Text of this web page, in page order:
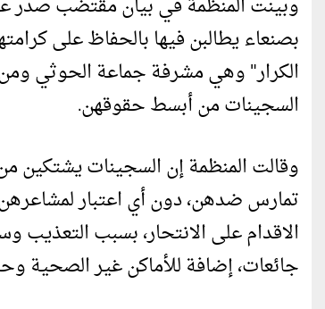
بصنعاء يطالبن فيها بالحفاظ على
الكرار" وهي مشرفة جماعة الحوثي
السجينات من أبسط حقوقهن.
وقالت المنظمة إن السجينات
تمارس ضدهن، دون أي اعتبار
الاقدام على الانتحار، بسبب
جائعات، إضافة للأماكن غير الصحية